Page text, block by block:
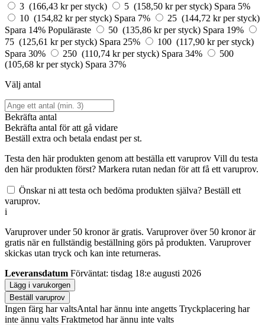
3 (166,43 kr per styck)
5 (158,50 kr per styck) Spara 5%
10 (154,82 kr per styck) Spara 7%
25 (144,72 kr per styck)
Spara 14% Populäraste 50 (135,86 kr per styck) Spara 19%
75 (125,61 kr per styck) Spara 25%
100 (117,90 kr per styck)
Spara 30%
250 (110,74 kr per styck) Spara 34%
500
(105,68 kr per styck) Spara 37%
Välj antal
Bekräfta antal
Bekräfta antal för att gå vidare
Beställ extra och betala endast per st.
Testa den här produkten genom att beställa ett varuprov Vill du testa
den här produkten först? Markera rutan nedan för att få ett varuprov.
Önskar ni att testa och bedöma produkten själva? Beställ ett
varuprov.
i
Varuprover under 50 kronor är gratis. Varuprover över 50 kronor är
gratis när en fullständig beställning görs på produkten. Varuprover
skickas utan tryck och kan inte returneras.
Leveransdatum Förväntat: tisdag 18:e augusti 2026
Lägg i varukorgen
Beställ varuprov
Ingen färg har valtsAntal har ännu inte angetts Tryckplacering har
inte ännu valts Fraktmetod har ännu inte valts